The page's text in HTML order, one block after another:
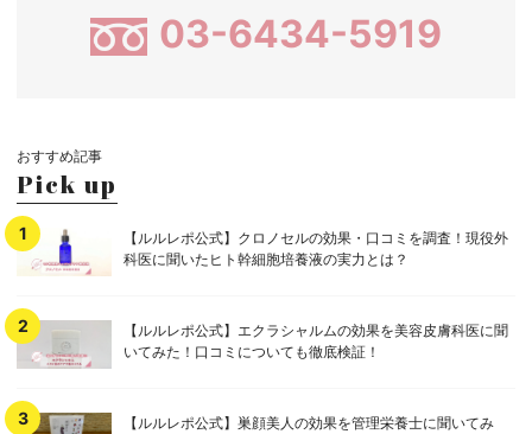
03-6434-5919
おすすめ記事
Pick up
【ルルレポ公式】クロノセルの効果・口コミを調査！現役外
科医に聞いたヒト幹細胞培養液の実力とは？
【ルルレポ公式】エクラシャルムの効果を美容皮膚科医に聞
いてみた！口コミについても徹底検証！
【ルルレポ公式】巣顔美人の効果を管理栄養士に聞いてみ